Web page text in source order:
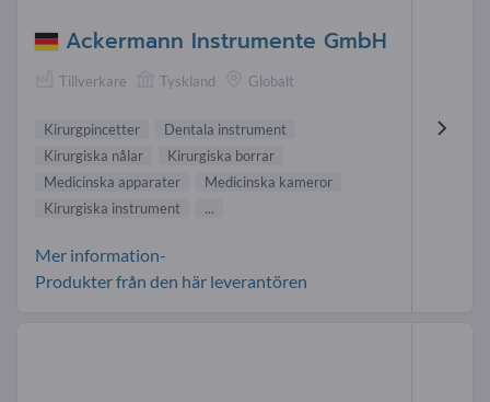
Ackermann Instrumente GmbH
Tillverkare Tyskland Globalt
Kirurgpincetter
Dentala instrument
Kirurgiska nålar
Kirurgiska borrar
Medicinska apparater
Medicinska kameror
Kirurgiska instrument
...
Mer information-
Produkter från den här leverantören